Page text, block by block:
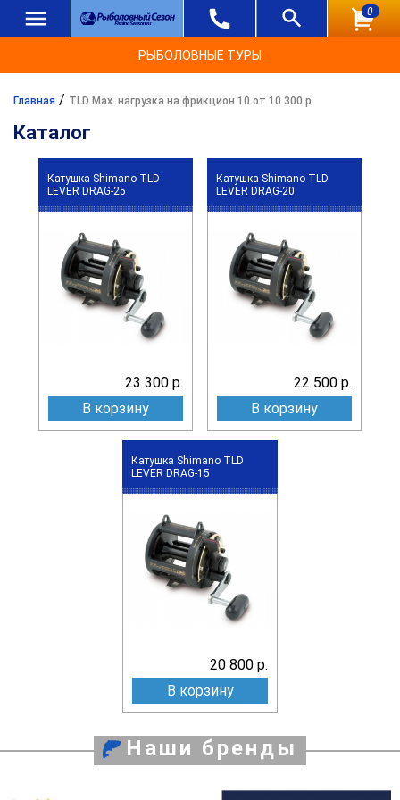
0
РЫБОЛОВНЫЕ ТУРЫ
Главная / TLD Max. нагрузка на фрикцион 10 от 10 300 р.
Каталог
Катушка Shimano TLD
LEVER DRAG-25
23 300 р.
В корзину
Катушка Shimano TLD
LEVER DRAG-20
22 500 р.
В корзину
Катушка Shimano TLD
LEVER DRAG-15
20 800 р.
В корзину
Наши бренды